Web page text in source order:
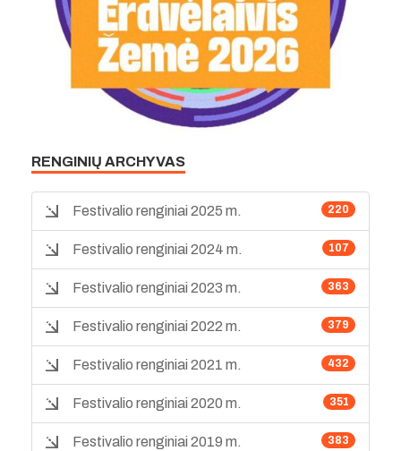
RENGINIŲ ARCHYVAS
220
Festivalio renginiai 2025 m.
107
Festivalio renginiai 2024 m.
363
Festivalio renginiai 2023 m.
379
Festivalio renginiai 2022 m.
432
Festivalio renginiai 2021 m.
351
Festivalio renginiai 2020 m.
383
Festivalio renginiai 2019 m.